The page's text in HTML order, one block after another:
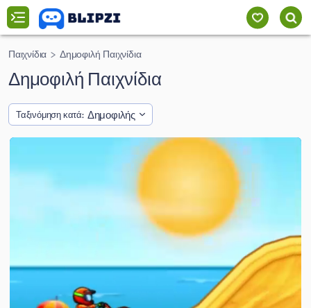
Παιχνίδια Δημοφιλή Παιχνίδια
Δημοφιλή Παιχνίδια
Ταξινόμηση κατά: Δημοφιλής